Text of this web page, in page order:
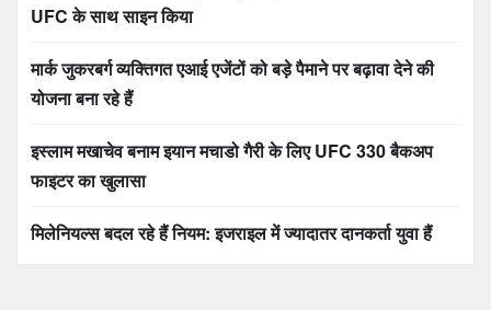
UFC के साथ साइन किया
मार्क जुकरबर्ग व्यक्तिगत एआई एजेंटों को बड़े पैमाने पर बढ़ावा देने की
योजना बना रहे हैं
इस्लाम मखाचेव बनाम इयान मचाडो गैरी के लिए UFC 330 बैकअप
फाइटर का खुलासा
मिलेनियल्स बदल रहे हैं नियम: इजराइल में ज्यादातर दानकर्ता युवा हैं